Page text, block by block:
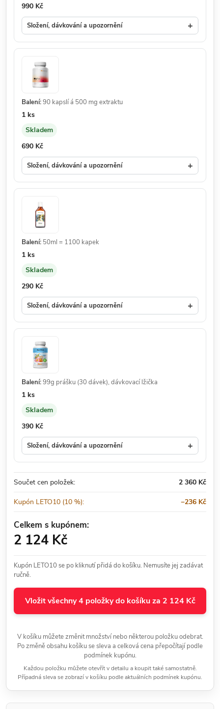
Cena:
990 Kč
Složení, dávkování a upozornění +
Balení:90 kapslí á 500 mg extraktu
Množství:
1 ks
Dostupnost:
Skladem
Cena:
690 Kč
Složení, dávkování a upozornění +
Balení: 50ml = 1100 kapek
Množství:
1 ks
Dostupnost:
Skladem
Cena:
290 Kč
Složení, dávkování a upozornění +
Balení:99g prášku (30 dávek), dávkovací lžička
Množství:
1 ks
Dostupnost:
Skladem
Cena:
390 Kč
Složení, dávkování a upozornění +
Součet cen položek: 2 360 Kč
Kupón LETO10 (10 %): −236 Kč
Celkem s kupónem:
2 124 Kč
Kupón LETO10 se po kliknutí přidá do košíku. Nemusíte jej zadávat
ručně.
Vložit všechny 4 položky do košíku za 2 124 Kč
V košíku můžete změnit množství nebo některou položku odebrat.
Po změně obsahu košíku se sleva a celková cena přepočítají podle
podmínek kupónu.
Každou položku můžete otevřít v detailu a koupit také samostatně.
Případná sleva se zobrazí v košíku podle aktuálních podmínek kupónu.